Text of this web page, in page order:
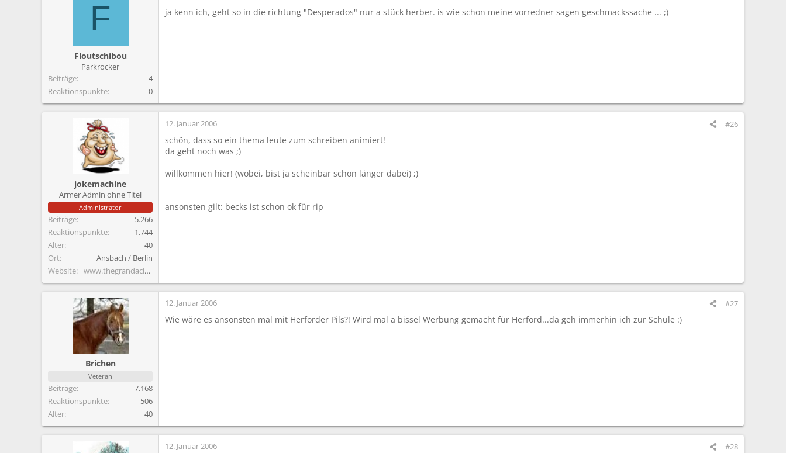
F
Floutschibou
Parkrocker
Beiträge
4
Reaktionspunkte
0
ja kenn ich, geht so in die richtung "Desperados" nur a stück herber. is wie schon meine vorredner sagen geschmackssache ... ;)
jokemachine
Armer Admin ohne Titel
Administrator
Beiträge
5.266
Reaktionspunkte
1.744
Alter
40
Ort
Ansbach / Berlin
Website
www.thegrandacid.com
12. Januar 2006 #26
schön, dass so ein thema leute zum schreiben animiert!
da geht noch was ;)
willkommen hier! (wobei, bist ja scheinbar schon länger dabei) ;)
ansonsten gilt: becks ist schon ok für rip
Brichen
Veteran
Beiträge
7.168
Reaktionspunkte
506
Alter
40
12. Januar 2006 #27
Wie wäre es ansonsten mal mit Herforder Pils?! Wird mal a bissel Werbung gemacht für Herford...da geh immerhin ich zur Schule :)
12. Januar 2006 #28